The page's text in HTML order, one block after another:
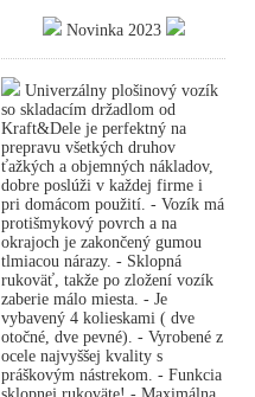
Novinka 2023
Univerzálny plošinový vozík
so skladacím držadlom od
Kraft&Dele je perfektný na
prepravu všetkých druhov
ťažkých a objemných nákladov,
dobre poslúži v každej firme i
pri domácom použití. - Vozík má
protišmykový povrch a na
okrajoch je zakončený gumou
tlmiacou nárazy. - Sklopná
rukoväť, takže po zložení vozík
zaberie málo miesta. - Je
vybavený 4 kolieskami ( dve
otočné, dve pevné). - Vyrobené z
ocele najvyššej kvality s
práškovým nástrekom. - Funkcia